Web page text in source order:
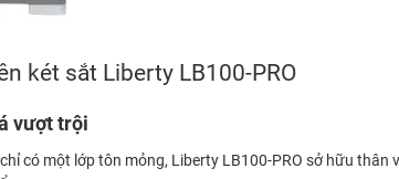
két sắt Liberty LB100-PRO
vượt trội
có một lớp tôn mỏng, Liberty LB100-PRO sở hữu